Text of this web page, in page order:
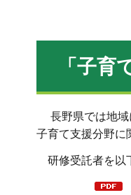
「子
長野県では地域
子育て支援分野に
研修受託者を以